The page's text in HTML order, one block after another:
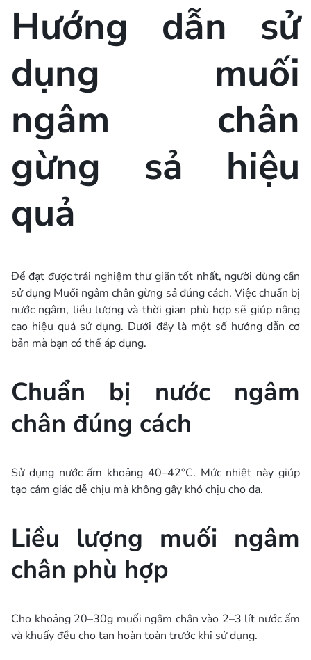
Hướng dẫn sử
dụng muối
ngâm chân
gừng sả hiệu
quả
Để đạt được trải nghiệm thư giãn tốt nhất, người dùng cần
sử dụng Muối ngâm chân gừng sả đúng cách. Việc chuẩn bị
nước ngâm, liều lượng và thời gian phù hợp sẽ giúp nâng
cao hiệu quả sử dụng. Dưới đây là một số hướng dẫn cơ
bản mà bạn có thể áp dụng.
Chuẩn bị nước ngâm
chân đúng cách
Sử dụng nước ấm khoảng 40–42°C. Mức nhiệt này giúp
tạo cảm giác dễ chịu mà không gây khó chịu cho da.
Liều lượng muối ngâm
chân phù hợp
Cho khoảng 20–30g muối ngâm chân vào 2–3 lít nước ấm
và khuấy đều cho tan hoàn toàn trước khi sử dụng.